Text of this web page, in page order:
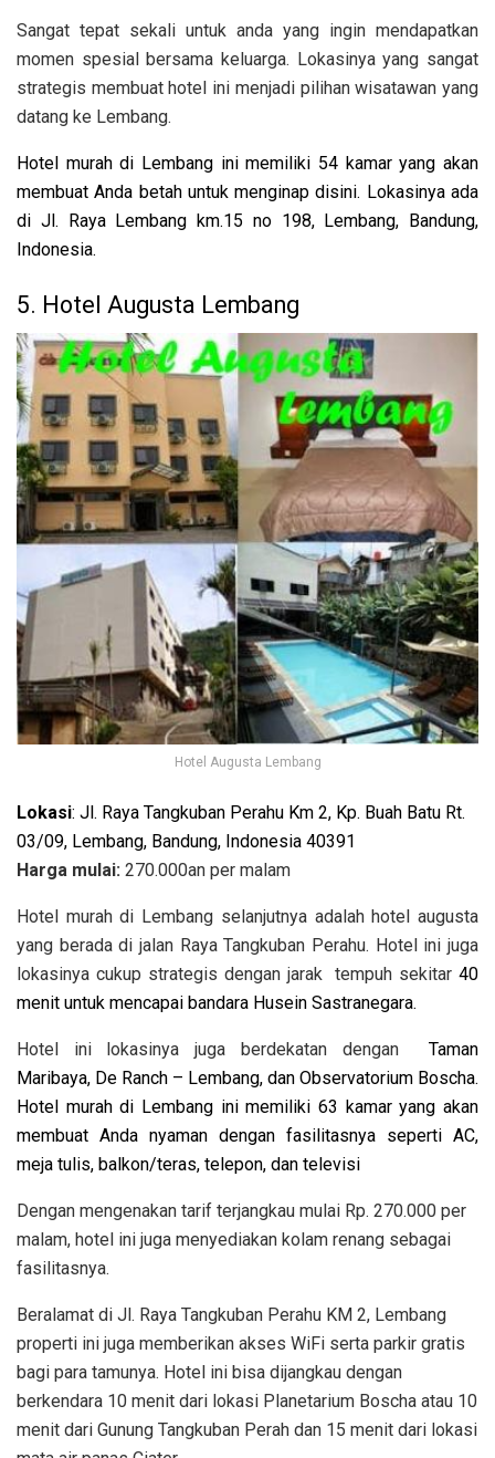
Sangat tepat sekali untuk anda yang ingin mendapatkan
momen spesial bersama keluarga. Lokasinya yang sangat
strategis membuat hotel ini menjadi pilihan wisatawan yang
datang ke Lembang.
Hotel murah di Lembang ini memiliki 54 kamar yang akan
membuat Anda betah untuk menginap disini. Lokasinya ada
di Jl. Raya Lembang km.15 no 198, Lembang, Bandung,
Indonesia.
5. Hotel Augusta Lembang
Hotel Augusta Lembang
Lokasi: Jl. Raya Tangkuban Perahu Km 2, Kp. Buah Batu Rt.
03/09, Lembang, Bandung, Indonesia 40391
Harga mulai: 270.000an per malam
Hotel murah di Lembang selanjutnya adalah hotel augusta
yang berada di jalan Raya Tangkuban Perahu. Hotel ini juga
lokasinya cukup strategis dengan jarak tempuh sekitar 40
menit untuk mencapai bandara Husein Sastranegara.
Hotel ini lokasinya juga berdekatan dengan Taman
Maribaya, De Ranch – Lembang, dan Observatorium Boscha.
Hotel murah di Lembang ini memiliki 63 kamar yang akan
membuat Anda nyaman dengan fasilitasnya seperti AC,
meja tulis, balkon/teras, telepon, dan televisi
Dengan mengenakan tarif terjangkau mulai Rp. 270.000 per
malam, hotel ini juga menyediakan kolam renang sebagai
fasilitasnya.
Beralamat di Jl. Raya Tangkuban Perahu KM 2, Lembang
properti ini juga memberikan akses WiFi serta parkir gratis
bagi para tamunya. Hotel ini bisa dijangkau dengan
berkendara 10 menit dari lokasi Planetarium Boscha atau 10
menit dari Gunung Tangkuban Perah dan 15 menit dari lokasi